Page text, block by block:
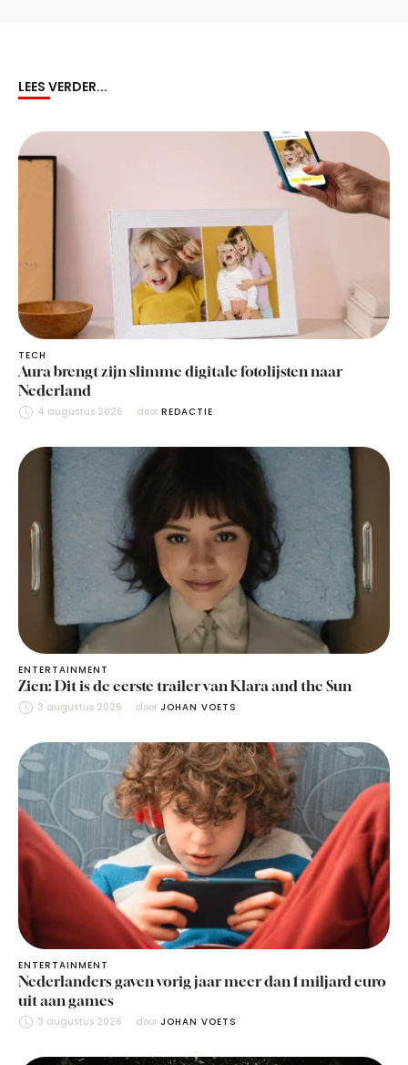
LEES VERDER...
TECH
Aura brengt zijn slimme digitale fotolijsten naar
Nederland
4 augustus 2026 door REDACTIE
ENTERTAINMENT
Zien: Dit is de eerste trailer van Klara and the Sun
3 augustus 2026 door JOHAN VOETS
ENTERTAINMENT
Nederlanders gaven vorig jaar meer dan 1 miljard euro
uit aan games
3 augustus 2026 door JOHAN VOETS